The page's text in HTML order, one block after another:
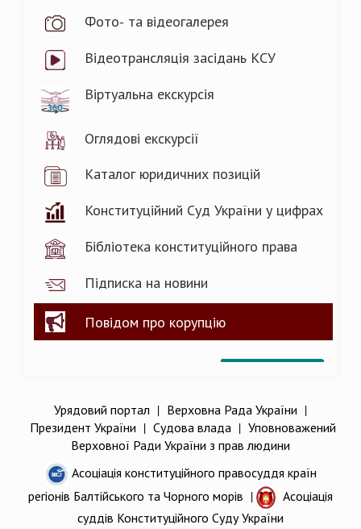
Фото- та відеогалерея
Відеотрансляція засідань КСУ
Віртуальна екскурсія
Оглядові екскурсії
Каталог юридичних позицій
Конституційний Суд України у цифрах
Бібліотека конституційного права
Підписка на новини
Повідом про корупцію
Урядовий портал | Верховна Рада України |
Президент України | Судова влада| Уповноважений
Верховної Ради України з прав людини
Асоціація конституційного правосуддя країн
регіонів Балтійського та Чорного морів |
Асоціація
суддів Конституційного Суду України